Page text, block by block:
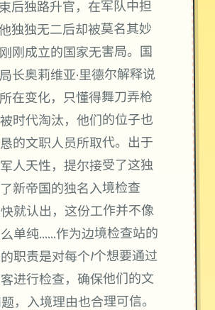
后独路升官，在军队中担
独独无二后却被莫名其妙
刚成立的国家无害局。国
长奥莉维亚·里德尔解释说
在变化，只懂得舞刀弄枪
时代淘汰，他们的位子也
的文职人员所取代。出于
人天性，提尔接受了这独
新帝国的独名入境检查
就认出，这份工作并不像
单纯……作为边境检查站的
职责是对每个1个想要通过
进行检查，确保他们的文
，入境理由也合理可信。